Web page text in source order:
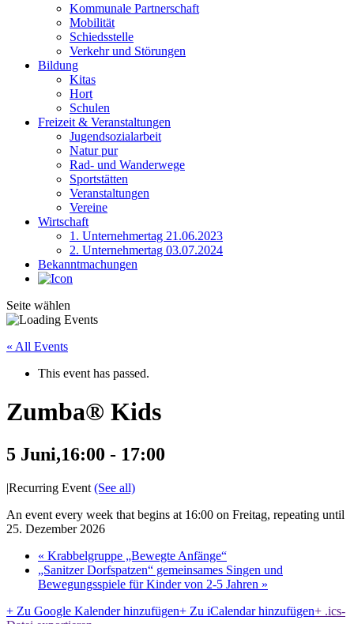
Kommunale Partnerschaft
Mobilität
Schiedsstelle
Verkehr und Störungen
Bildung
Kitas
Hort
Schulen
Freizeit & Veranstaltungen
Jugendsozialarbeit
Natur pur
Rad- und Wanderwege
Sportstätten
Veranstaltungen
Vereine
Wirtschaft
1. Unternehmertag 21.06.2023
2. Unternehmertag 03.07.2024
Bekanntmachungen
Seite wählen
« All Events
This event has passed.
Zumba® Kids
5 Juni,16:00 - 17:00
|Recurring Event (See all)
An event every week that begins at 16:00 on Freitag, repeating until
25. Dezember 2026
« Krabbelgruppe „Bewegte Anfänge“
„Sanitzer Dorfspatzen“ gemeinsames Singen und
Bewegungsspiele für Kinder von 2-5 Jahren »
+ Zu Google Kalender hinzufügen+ Zu iCalendar hinzufügen+ .ics-